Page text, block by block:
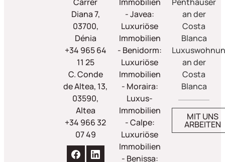
Diana 7,
03700,
Dénia
+34 965 64
11 25
C. Conde
de Altea, 13,
03590,
Altea
+34 966 32
07 49
- Javea:
Luxuriöse
Immobilien
- Benidorm:
Luxuriöse
Immobilien
- Moraira:
Luxus-
Immobilien
- Calpe:
Luxuriöse
Immobilien
- Benissa:
an der
Costa
Blanca
an der
Costa
Blanca
MIT UNS
ARBEITEN